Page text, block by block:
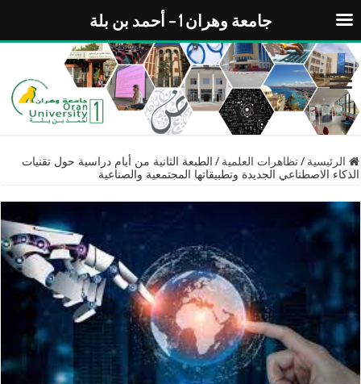
الرئيسية / تظاهرات العلمية / الطبعة الثانية من أيام دراسية حول تقنيات
الذكاء الاصطناعي الجديدة وتطبيقاتها المجتمعية والصناعية
جامعة وهران 1 – أحمد بن بلة